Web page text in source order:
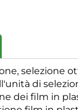
selezione
di
dei film in